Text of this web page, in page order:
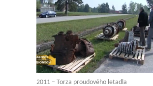
2011 – Torza proudového letadla